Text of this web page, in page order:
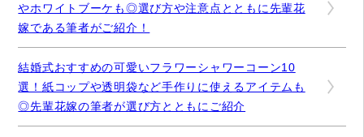
やホワイトブーケも◎選び方や注意点とともに先輩花
嫁である筆者がご紹介！
結婚式おすすめの可愛いフラワーシャワーコーン10
選！紙コップや透明袋など手作りに使えるアイテムも
◎先輩花嫁の筆者が選び方とともにご紹介